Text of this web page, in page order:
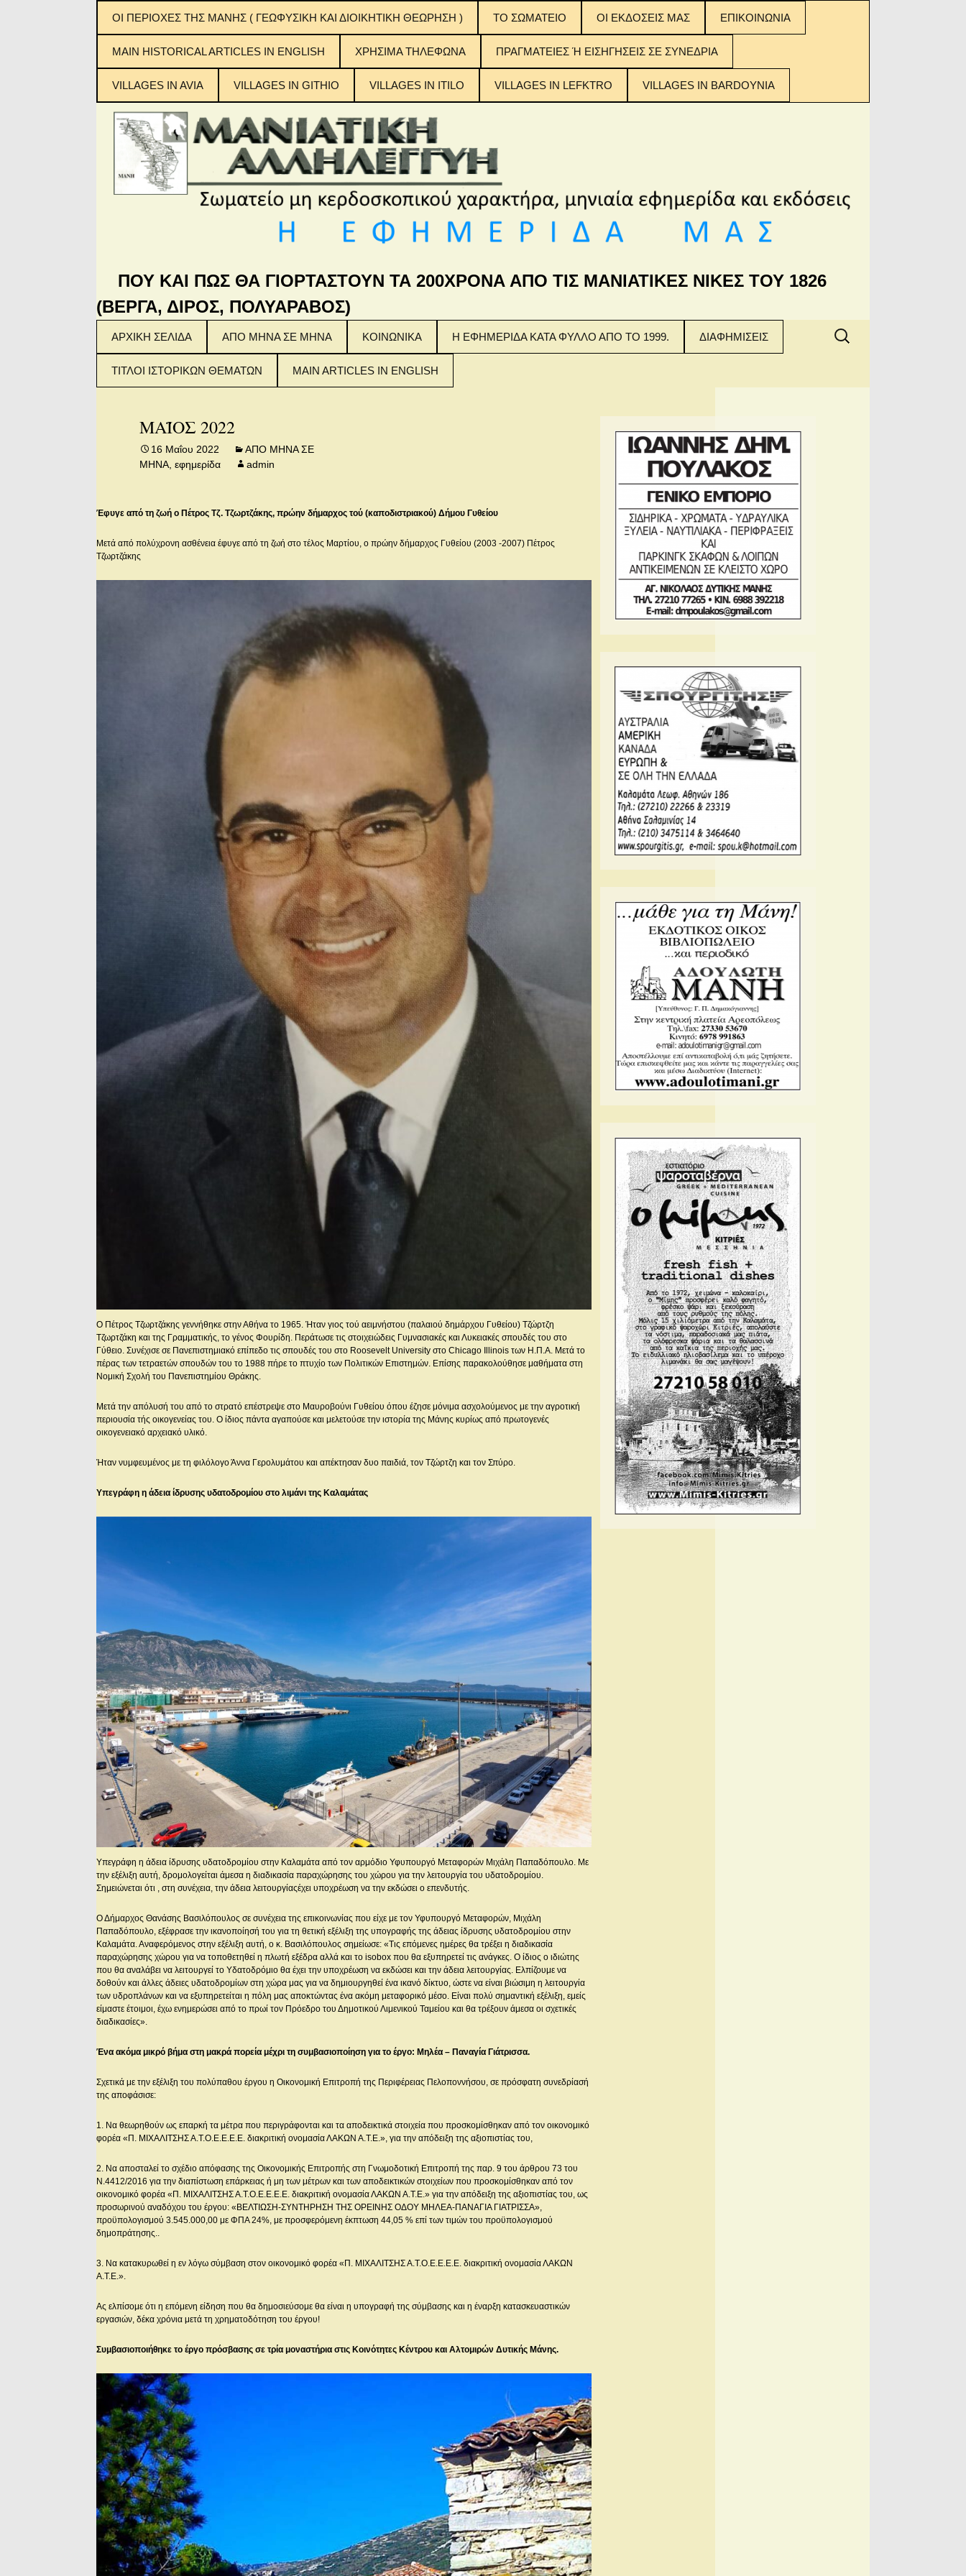
ΟΙ ΠΕΡΙΟΧΕΣ ΤΗΣ ΜΑΝΗΣ ( ΓΕΩΦΥΣΙΚΗ ΚΑΙ ΔΙΟΙΚΗΤΙΚΗ ΘΕΩΡΗΣΗ )
ΕΞΩ ΜΑΝΗ
ΜΕΣΑ ΜΑΝΗ
ΚΑΤΩ ΜΑΝΗ
ΜΠΑΡΔΟΥΝΙΑ
ΤΟ ΣΩΜΑΤΕΙΟ OI EKΔΟΣΕΙΣ ΜΑΣ
ΟΙ ΕΚΔΟΣΕΙΣ ΜΑΣ:
ΠΕΡΙΕΧΟΜΕΝΩΝ
ΤΟΥΣ
ΕΠΙΚΟΙΝΩΝΙΑ
MAIN ΗISTORICAL ARTICLES IN ENGLISH ΧΡΗΣΙΜΑ ΤΗΛΕΦΩΝΑ ΠΡΑΓΜΑΤΕΙΕΣ Ή ΕΙΣΗΓΗΣΕΙΣ ΣΕ ΣΥΝΕΔΡΙΑ
VILLAGES IN AVIA VILLAGES IN GITHIO VILLAGES IN ITILO VILLAGES IN LEFKTRO VILLAGES IN BARDOYNIA
Μανιάτικη Αλληλεγγύη
ΠΟΥ ΚΑΙ ΠΩΣ ΘΑ ΓΙΟΡΤΑΣΤΟΥΝ ΤΑ 200ΧΡΟΝΑ ΑΠΟ ΤΙΣ ΜΑΝΙΑΤΙΚΕΣ ΝΙΚΕΣ ΤΟΥ 1826
(ΒΕΡΓΑ, ΔΙΡΟΣ, ΠΟΛΥΑΡΑΒΟΣ)
περιεχόμενο
ΑΡΧΙΚΗ ΣΕΛΙΔΑ ΑΠΟ ΜΗΝΑ ΣΕ ΜΗΝΑ ΚΟΙΝΩΝΙΚΑ Η ΕΦΗΜΕΡΙΔΑ ΚΑΤΑ ΦΥΛΛΟ ΑΠΟ ΤΟ 1999. ΔΙΑΦΗΜΙΣΕΙΣ
ΤΙΤΛΟΙ ΙΣΤΟΡΙΚΩΝ ΘΕΜΑΤΩΝ
ΤΙΤΛΟΙ ΙΣΤΟΡΙΚΟΥ
ΘΕΜΑΤΟΣ (ΦΥΛΛΑ
ΤΙΤΛΟΙ ΙΣΤΟΡΙΚΟΥ
MAIN ARTICLES IN ENGLISH
2016 MAIN ARTICLES
Αναζήτηση
για:
ΜΑΪΟΣ 2022
16 Μαΐου 2022
ΑΠΟ ΜΗΝΑ ΣΕ
ΜΗΝΑ ,εφημερίδα admin
Έφυγε από τη ζωή ο Πέτρος Τζ. Τζωρτζάκης, πρώην δήμαρχος τού (καποδιστριακού) Δήμου Γυθείου
Μετά από πολύχρονη ασθένεια έφυγε από τη ζωή στο τέλος Μαρτίου, ο πρώην δήμαρχος Γυθείου (2003 -2007) Πέτρος
Τζωρτζάκης
Ο Πέτρος Τζωρτζάκης γεννήθηκε στην Αθήνα το 1965. Ήταν γιος τού αειμνήστου (παλαιού δημάρχου Γυθείου) Τζώρτζη
Τζωρτζάκη και της Γραμματικής, το γένος Φουρίδη. Περάτωσε τις στοιχειώδεις Γυμνασιακές και Λυκειακές σπουδές του στο
Γύθειο. Συνέχισε σε Πανεπιστημιακό επίπεδο τις σπουδές του στο Roosevelt University στο Chicago Illinois των Η.Π.Α. Μετά το
πέρας των τετραετών σπουδών του το 1988 πήρε το πτυχίο των Πολιτικών Επιστημών. Επίσης παρακολούθησε μαθήματα στη
Νομική Σχολή του Πανεπιστημίου Θράκης.
Μετά την απόλυσή του από το στρατό επέστρεψε στο Μαυροβούνι Γυθείου όπου έζησε μόνιμα ασχολούμενος με την αγροτική
περιουσία τής οικογενείας του. Ο ίδιος πάντα αγαπούσε και μελετούσε την ιστορία της Μάνης κυρίως από πρωτογενές
οικογενειακό αρχειακό υλικό.
Ήταν νυμφευμένος με τη φιλόλογο Άννα Γερολυμάτου και απέκτησαν δυο παιδιά, τον Τζώρτζη και τον Σπύρο.
Υπεγράφη η άδεια ίδρυσης υδατοδρομίου στο λιμάνι της Καλαμάτας
Υπεγράφη η άδεια ίδρυσης υδατοδρομίου στην Καλαμάτα από τον αρμόδιο Υφυπουργό Μεταφορών Μιχάλη Παπαδόπουλο. Με
την εξέλιξη αυτή, δρομολογείται άμεσα η διαδικασία παραχώρησης του χώρου για την λειτουργία του υδατοδρομίου.
Σημειώνεται ότι , στη συνέχεια, την άδεια λειτουργίαςέχει υποχρέωση να την εκδώσει ο επενδυτής.
Ο Δήμαρχος Θανάσης Βασιλόπουλος σε συνέχεια της επικοινωνίας που είχε με τον Υφυπουργό Μεταφορών, Μιχάλη
Παπαδόπουλο, εξέφρασε την ικανοποίησή του για τη θετική εξέλιξη της υπογραφής της άδειας ίδρυσης υδατοδρομίου στην
Καλαμάτα. Αναφερόμενος στην εξέλιξη αυτή, ο κ. Βασιλόπουλος σημείωσε: «Τις επόμενες ημέρες θα τρέξει η διαδικασία
παραχώρησης χώρου για να τοποθετηθεί η πλωτή εξέδρα αλλά και το isobox που θα εξυπηρετεί τις ανάγκες. Ο ίδιος ο ιδιώτης
που θα αναλάβει να λειτουργεί το Υδατοδρόμιο θα έχει την υποχρέωση να εκδώσει και την άδεια λειτουργίας. Ελπίζουμε να
δοθούν και άλλες άδειες υδατοδρομίων στη χώρα μας για να δημιουργηθεί ένα ικανό δίκτυο, ώστε να είναι βιώσιμη η λειτουργία
των υδροπλάνων και να εξυπηρετείται η πόλη μας αποκτώντας ένα ακόμη μεταφορικό μέσο. Είναι πολύ σημαντική εξέλιξη, εμείς
είμαστε έτοιμοι, έχω ενημερώσει από το πρωί τον Πρόεδρο του Δημοτικού Λιμενικού Ταμείου και θα τρέξουν άμεσα οι σχετικές
διαδικασίες».
Ένα ακόμα μικρό βήμα στη μακρά πορεία μέχρι τη συμβασιοποίηση για το έργο: Μηλέα – Παναγία Γιάτρισσα.
Σχετικά με την εξέλιξη του πολύπαθου έργου η Οικονομική Επιτροπή της Περιφέρειας Πελοποννήσου, σε πρόσφατη συνεδρίασή
της αποφάσισε:
1. Να θεωρηθούν ως επαρκή τα μέτρα που περιγράφονται και τα αποδεικτικά στοιχεία που προσκομίσθηκαν από τον οικονομικό
φορέα «Π. ΜΙΧΑΛΙΤΣΗΣ Α.Τ.Ο.Ε.Ε.Ε.Ε. διακριτική ονομασία ΛΑΚΩΝ Α.Τ.Ε.», για την απόδειξη της αξιοπιστίας του,
2. Να αποσταλεί το σχέδιο απόφασης της Οικονομικής Επιτροπής στη Γνωμοδοτική Επιτροπή της παρ. 9 του άρθρου 73 του
Ν.4412/2016 για την διαπίστωση επάρκειας ή μη των μέτρων και των αποδεικτικών στοιχείων που προσκομίσθηκαν από τον
οικονομικό φορέα «Π. ΜΙΧΑΛΙΤΣΗΣ Α.Τ.Ο.Ε.Ε.Ε.Ε. διακριτική ονομασία ΛΑΚΩΝ Α.Τ.Ε.» για την απόδειξη της αξιοπιστίας του, ως
προσωρινού αναδόχου του έργου: «ΒΕΛΤΙΩΣΗ-ΣΥΝΤΗΡΗΣΗ ΤΗΣ ΟΡΕΙΝΗΣ ΟΔΟΥ ΜΗΛΕΑ-ΠΑΝΑΓΙΑ ΓΙΑΤΡΙΣΣΑ»,
προϋπολογισμού 3.545.000,00 με ΦΠΑ 24%, με προσφερόμενη έκπτωση 44,05 % επί των τιμών του προϋπολογισμού
δημοπράτησης..
3. Να κατακυρωθεί η εν λόγω σύμβαση στον οικονομικό φορέα «Π. ΜΙΧΑΛΙΤΣΗΣ Α.Τ.Ο.Ε.Ε.Ε.Ε. διακριτική ονομασία ΛΑΚΩΝ
Α.Τ.Ε.».
Ας ελπίσομε ότι η επόμενη είδηση που θα δημοσιεύσομε θα είναι η υπογραφή της σύμβασης και η έναρξη κατασκευαστικών
εργασιών, δέκα χρόνια μετά τη χρηματοδότηση του έργου!
Συμβασιοποιήθηκε το έργο πρόσβασης σε τρία μοναστήρια στις Κοινότητες Κέντρου και Αλτομιρών Δυτικής Μάνης.